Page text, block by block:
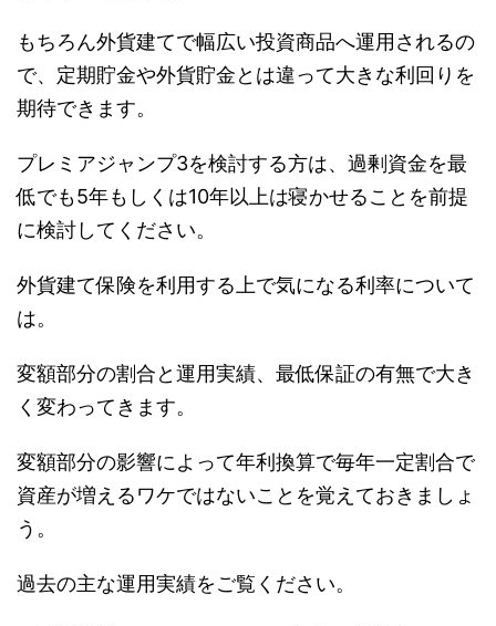
もちろん外貨建てで幅広い投資商品へ運用されるの
で、定期貯金や外貨貯金とは違って大きな利回りを
期待できます。
プレミアジャンプ3を検討する方は、過剰資金を最
低でも5年もしくは10年以上は寝かせることを前提
に検討してください。
外貨建て保険を利用する上で気になる利率について
は。
変額部分の割合と運用実績、最低保証の有無で大き
く変わってきます。
変額部分の影響によって年利換算で毎年一定割合で
資産が増えるワケではないことを覚えておきましょ
う。
過去の主な運用実績をご覧ください。